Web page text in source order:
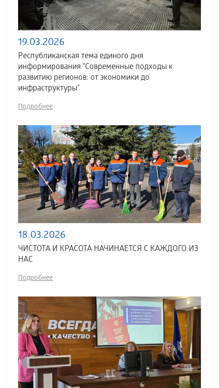
19.03.2026
Республиканская тема единого дня
информирования "Современные подходы к
развитию регионов: от экономики до
инфраструктуры"
Подробнее
18.03.2026
ЧИСТОТА И КРАСОТА НАЧИНАЕТСЯ С КАЖДОГО ИЗ
НАС
Подробнее